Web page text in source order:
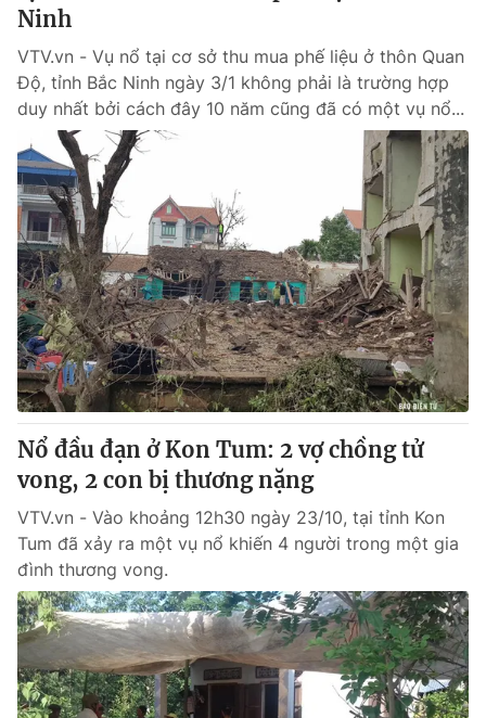
Ninh
VTV.vn - Vụ nổ tại cơ sở thu mua phế liệu ở thôn Quan
Độ, tỉnh Bắc Ninh ngày 3/1 không phải là trường hợp
duy nhất bởi cách đây 10 năm cũng đã có một vụ nổ...
Nổ đầu đạn ở Kon Tum: 2 vợ chồng tử
vong, 2 con bị thương nặng
VTV.vn - Vào khoảng 12h30 ngày 23/10, tại tỉnh Kon
Tum đã xảy ra một vụ nổ khiến 4 người trong một gia
đình thương vong.